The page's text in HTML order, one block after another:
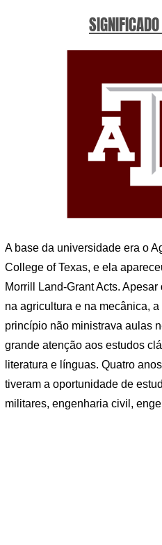
A base da universidade era o
College of Texas, e ela
Morrill Land-Grant Acts.
na agricultura e na mecânica,
princípio não ministrava aulas
grande atenção aos estudos
literatura e línguas. Quatro
tiveram a oportunidade de
militares, engenharia civil,